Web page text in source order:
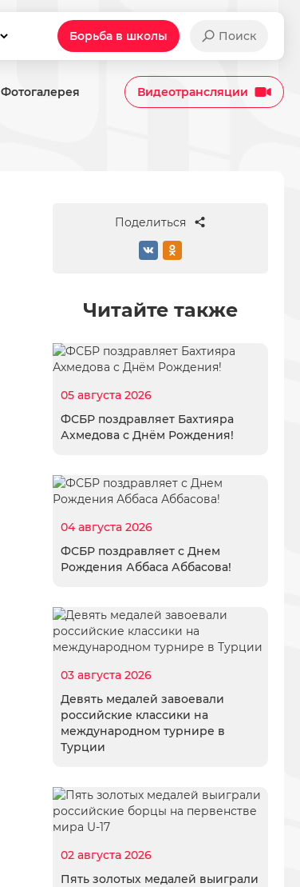
Борьба в школы Поиск
Фотогалерея Видеотрансляции
Поделиться
Читайте также
05 августа 2026
ФСБР поздравляет Бахтияра
Ахмедова с Днём Рождения!
04 августа 2026
ФСБР поздравляет с Днем
Рождения Аббаса Аббасова!
03 августа 2026
Девять медалей завоевали
российские классики на
международном турнире в
Турции
02 августа 2026
Пять золотых медалей выиграли